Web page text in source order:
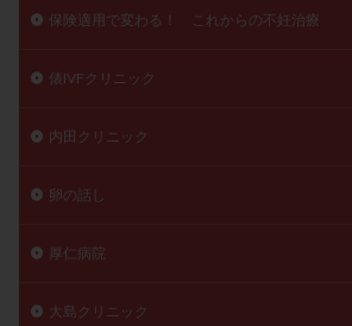
保険適用で変わる！ これからの不妊治療
俵IVFクリニック
内田クリニック
卵の話し
厚仁病院
大島クリニック